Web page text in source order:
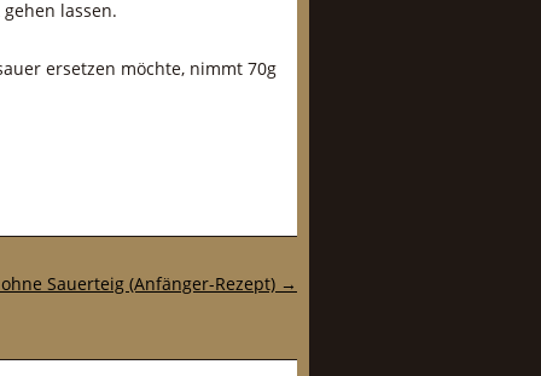
lassen.
ersetzen möchte, nimmt 70g
Sauerteig (Anfänger-Rezept) →